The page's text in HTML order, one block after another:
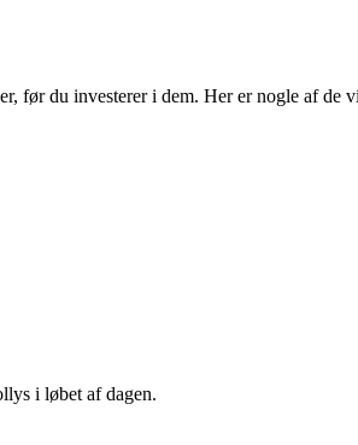
før du investerer i dem. Her er nogle af de
i løbet af dagen.